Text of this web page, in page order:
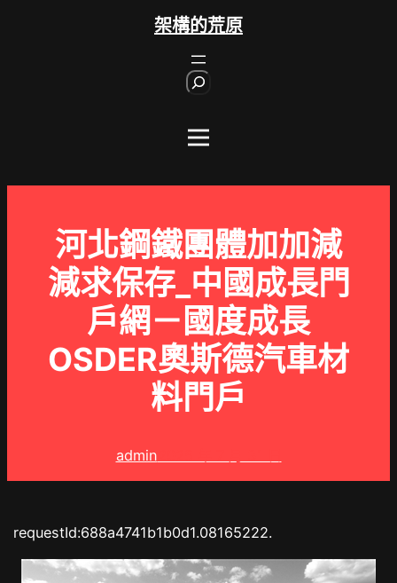
架構的荒原
河北鋼鐵團體加加減
減求保存_中國成長門
戶網－國度成長
OSDER奧斯德汽車材
料門戶
admin
requestId:688a4741b1b0d1.08165222.